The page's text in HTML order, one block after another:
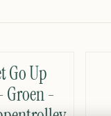
Go Up
Groen -